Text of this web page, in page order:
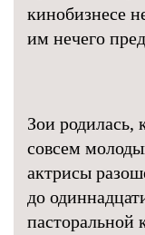
кинобизнесе
им нечего
Зои родилась,
совсем
актрисы
до
пасторальной